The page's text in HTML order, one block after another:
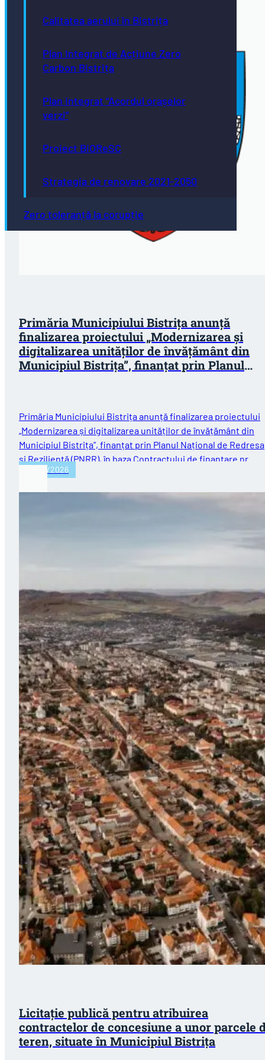
Calitatea aerului în Bistrița
Plan Integrat de Acțiune Zero
Carbon Bistrița
Plan integrat “Acordul orașelor
verzi”
Proiect BiOReSC
Strategia de renovare 2021-2050
Zero toleranță la corupție
Primăria Municipiului Bistrița anunță
finalizarea proiectului „Modernizarea și
digitalizarea unităților de învățământ din
Municipiul Bistrița”, finanțat prin Planul
Primăria Municipiului Bistrița anunță finalizarea proiectului
„Modernizarea și digitalizarea unităților de învățământ din
Municipiul Bistrița”, finanțat prin Planul Național de
și Reziliență (PNRR), în baza Contractului de finanțare nr.…
30/07/2026
Licitație publică pentru atribuirea
contractelor de concesiune a unor parcele
teren, situate în Municipiul Bistriţa